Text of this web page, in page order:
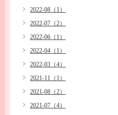
2022-08（1）
2022-07（2）
2022-06（1）
2022-04（1）
2022-03（4）
2021-11（1）
2021-08（2）
2021-07（4）